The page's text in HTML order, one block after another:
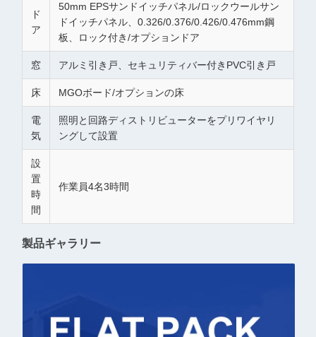
ド
ア
50mm EPSサンドイッチパネル/ロックウールサン
ドイッチパネル、0.326/0.376/0.426/0.476mm鋼
板、ロック付き/オプションドア
窓 アルミ引き戸、セキュリティバー付きPVC引き戸
床 MGOボード/オプションの床
電
気
照明と回路ディストリビューターをプリワイヤリ
ングして設置
設
置
時
間
作業員4名3時間
製品ギャラリー